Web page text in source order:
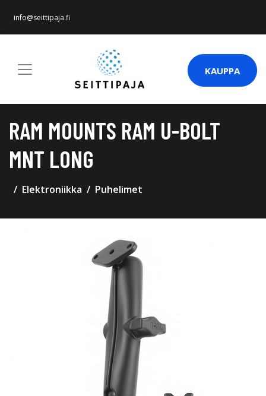
info@seittipaja.fi
KAUPPA
RAM MOUNTS RAM U-BOLT
MNT LONG
Elektroniikka Puhelimet